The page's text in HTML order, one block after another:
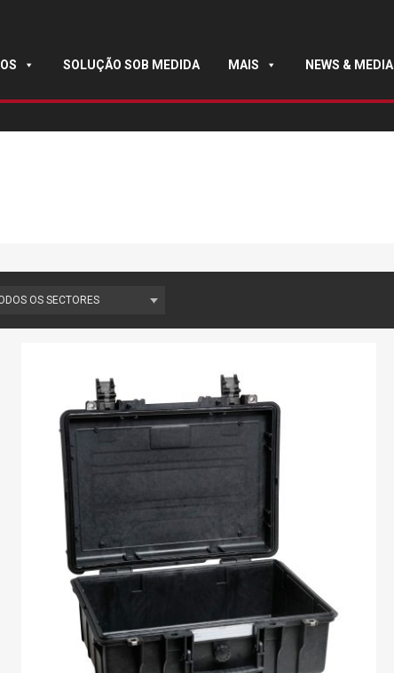
SOLUÇÃO SOB MEDIDA MAIS NEWS & MEDIA